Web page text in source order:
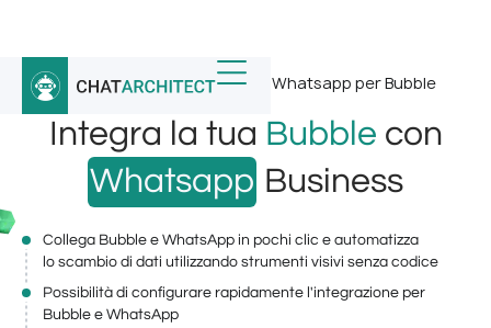
Home / Integrazioni WhatsApp Whatsapp per Bubble
Integra la tua Bubble con
Whatsapp Business
Collega Bubble e WhatsApp in pochi clic e automatizza
lo scambio di dati utilizzando strumenti visivi senza codice
Possibilità di configurare rapidamente l'integrazione per
Bubble e WhatsApp